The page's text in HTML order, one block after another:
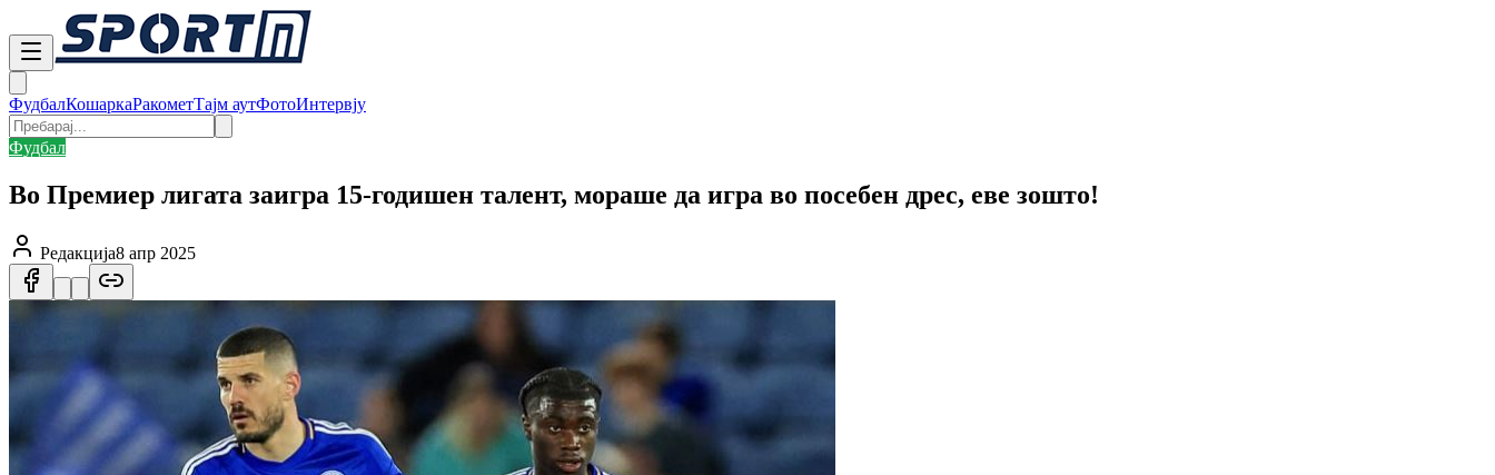
ФудбалКошаркаРакометТајм аутФотоИнтервју
Фудбал
Во Премиер лигата заигра 15-годишен талент, мораше да игра во посебен дрес, еве зошто!
Редакција8 апр 2025